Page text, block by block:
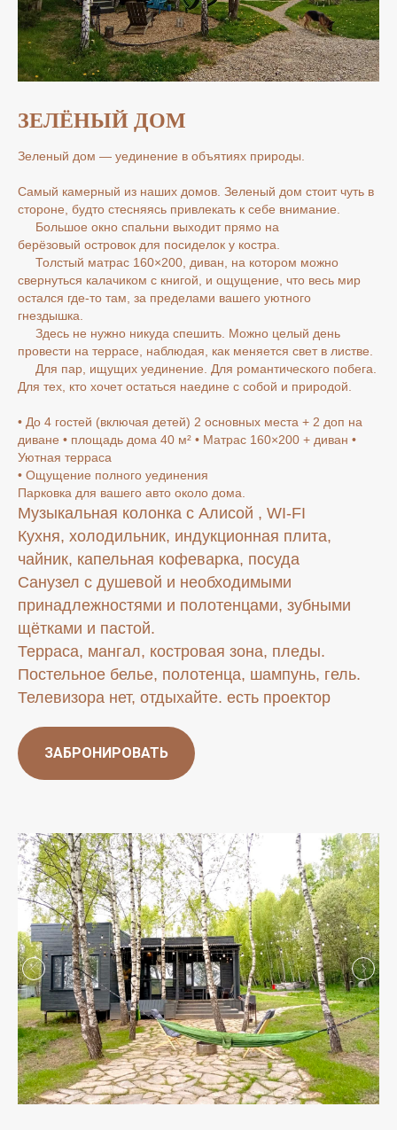
ЗЕЛЁНЫЙ ДОМ
Зеленый дом — уединение в объятиях природы.
Самый камерный из наших домов. Зеленый дом стоит чуть в
стороне, будто стесняясь привлекать к себе внимание.
Большое окно спальни выходит прямо на
берёзовый островок для посиделок у костра.
Толстый матрас 160×200, диван, на котором можно
свернуться калачиком с книгой, и ощущение, что весь мир
остался где-то там, за пределами вашего уютного
гнездышка.
Здесь не нужно никуда спешить. Можно целый день
провести на террасе, наблюдая, как меняется свет в листве.
Для пар, ищущих уединение. Для романтического побега.
Для тех, кто хочет остаться наедине с собой и природой.
• До 4 гостей (включая детей) 2 основных места + 2 доп на
диване • площадь дома 40 м² • Матрас 160×200 + диван •
Уютная терраса
• Ощущение полного уединения
Парковка для вашего авто около дома.
Музыкальная колонка с Алисой , WI-FI
Кухня, холодильник, индукционная плита,
чайник, капельная кофеварка, посуда
Санузел с душевой и необходимыми
принадлежностями и полотенцами, зубными
щётками и пастой.
Терраса, мангал, костровая зона, пледы.
Постельное белье, полотенца, шампунь, гель.
Телевизора нет, отдыхайте. есть проектор
ЗАБРОНИРОВАТЬ